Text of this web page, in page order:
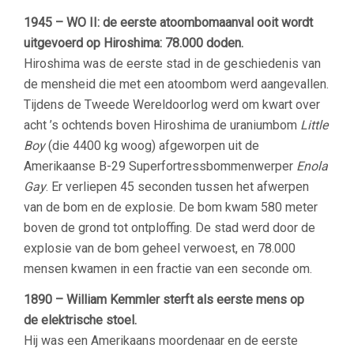
1945 – WO II: de eerste atoombomaanval ooit wordt
uitgevoerd op Hiroshima: 78.000 doden.
Hiroshima was de eerste stad in de geschiedenis van
de mensheid die met een atoombom werd aangevallen.
Tijdens de Tweede Wereldoorlog werd om kwart over
acht ’s ochtends boven Hiroshima de uraniumbom Little
Boy(die 4400 kg woog) afgeworpen uit de
Amerikaanse B-29 Superfortressbommenwerper Enola
Gay. Er verliepen 45 seconden tussen het afwerpen
van de bom en de explosie. De bom kwam 580 meter
boven de grond tot ontploffing. De stad werd door de
explosie van de bom geheel verwoest, en 78.000
mensen kwamen in een fractie van een seconde om.
1890 – William Kemmler sterft als eerste mens op
de elektrische stoel.
Hij was een Amerikaans moordenaar en de eerste